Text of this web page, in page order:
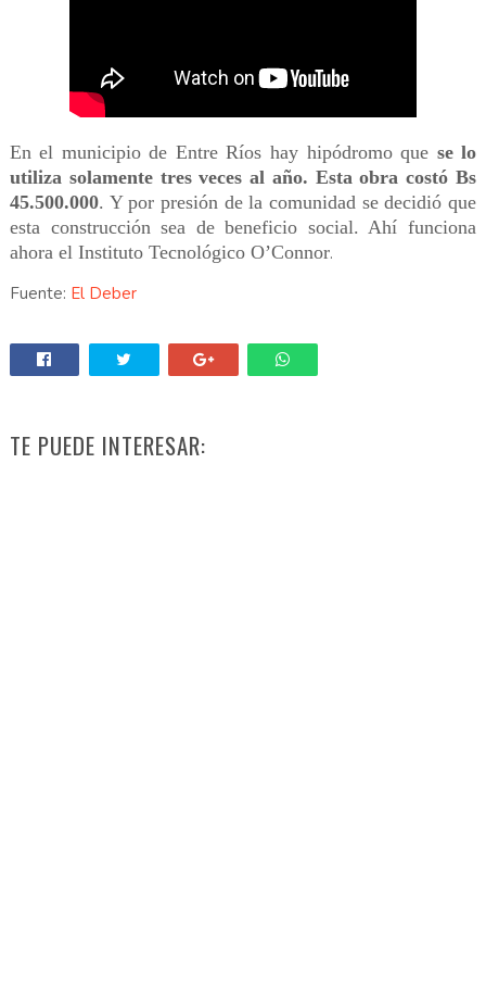
En el municipio de Entre Ríos hay hipódromo que se lo
utiliza solamente tres veces al año. Esta obra costó Bs
45.500.000. Y por presión de la comunidad se decidió que
esta construcción sea de beneficio social. Ahí funciona
ahora el Instituto Tecnológico O’Connor.
Fuente: El Deber
TE PUEDE INTERESAR: